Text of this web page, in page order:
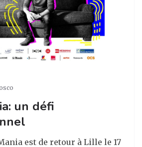
un défi
est de retour à Lille le 17